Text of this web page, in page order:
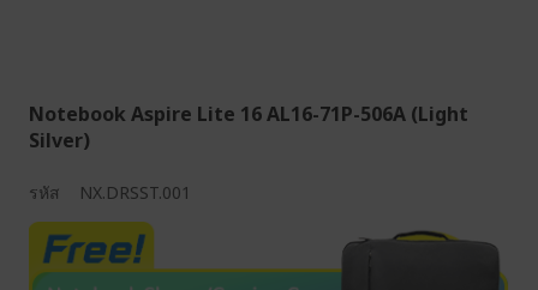
Notebook Aspire Lite 16 AL16-71P-506A (Light
Silver)
รหัส NX.DRSST.001